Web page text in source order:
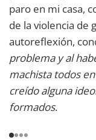
paro en mi casa,
de la violencia de
autoreflexión,
problema y al
machista todos
creído alguna
formados.